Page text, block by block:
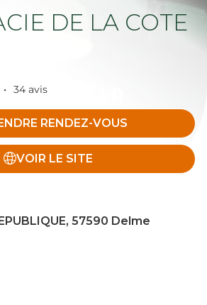
DE LA COTE
34 avis
RENDEZ-VOUS
VOIR LE SITE
57590 Delme